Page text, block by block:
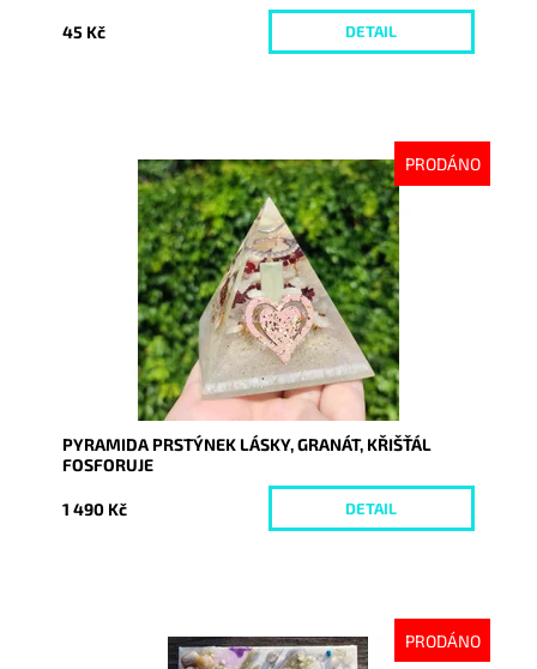
45 Kč DETAIL
PRODÁNO
Dostupnost:
Vyprodáno
9205
PYRAMIDA PRSTÝNEK LÁSKY, GRANÁT, KŘIŠŤÁL
FOSFORUJE
1 490 Kč DETAIL
PRODÁNO